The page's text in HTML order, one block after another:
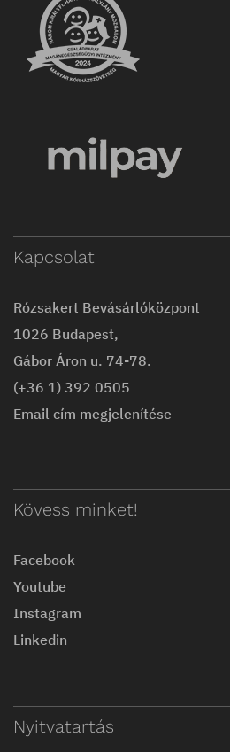
Kapcsolat
Rózsakert Bevásárlóközpont
1026 Budapest,
Gábor Áron u. 74-78.
(+36 1) 392 0505
Email cím megjelenítése
Kövess minket!
Facebook
Youtube
Instagram
Linkedin
Nyitvatartás